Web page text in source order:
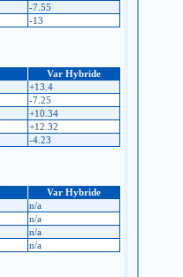
-7.55
-13
Var Hybride
+13.4
-7.25
+10.34
+12.32
-4.23
Var Hybride
n/a
n/a
n/a
n/a